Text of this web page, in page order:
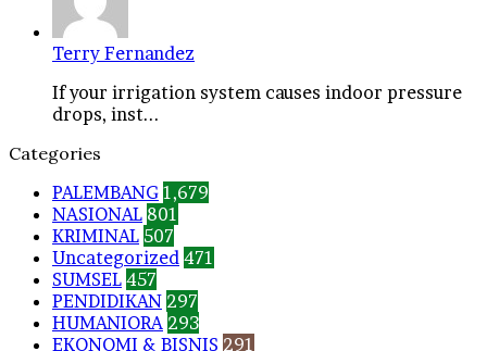
Terry Fernandez
If your irrigation system causes indoor pressure
drops, inst...
Categories
PALEMBANG 1,679
NASIONAL 801
KRIMINAL 507
Uncategorized 471
SUMSEL 457
PENDIDIKAN 297
HUMANIORA 293
EKONOMI & BISNIS 291